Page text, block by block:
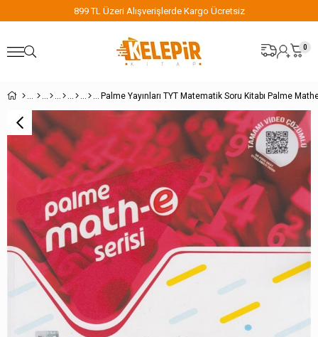
899 TL Üzeri Alışverişlerde Kargo Ücretsiz
0
Palme Yayınları TYT Matematik Soru Kitabı Palme